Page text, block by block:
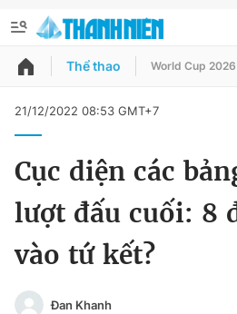
QUẢNG CÁO ĐẶT BÁO
Chuyên mục
Chuyên mục khác
Đổi mật khẩu
Tin đã lưu
Tin đã xem
Đăng xuất
Thể thao World Cup 2026
21/12/2022 08:53 GMT+7
Cục diện các
lượt đấu cuối: 8
vào tứ kết?
Đan Khanh